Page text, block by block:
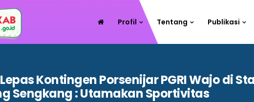
Profil Tentang Publikasi
Kontingen Porsenijar PGRI Wajo di
Sengkang : Utamakan Sportivitas